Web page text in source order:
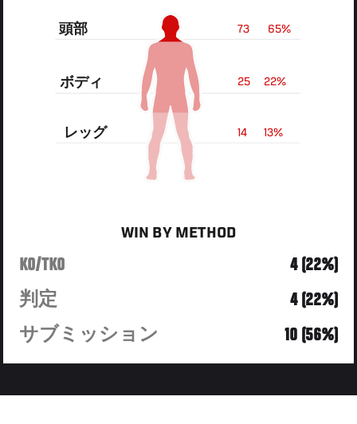
65%
73
頭部
22%
25
ボディ
13%
14
レッグ
WIN BY METHOD
KO/TKO
4 (22%)
判定
4 (22%)
サブミッション
10 (56%)